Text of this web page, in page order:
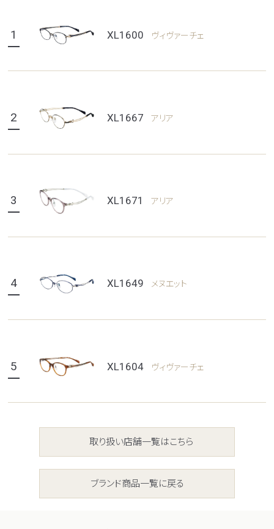
1 XL1600 ヴィヴァーチェ
2 XL1667 アリア
3 XL1671 アリア
4 XL1649 メヌエット
5 XL1604 ヴィヴァーチェ
取り扱い店舗一覧はこちら
ブランド商品一覧に戻る